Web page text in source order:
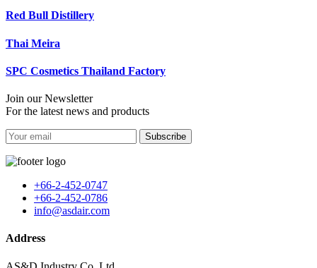
Red Bull Distillery
Thai Meira
SPC Cosmetics Thailand Factory
Join our Newsletter
For the latest news and products
Subscribe
+66-2-452-0747
+66-2-452-0786
info@asdair.com
Address